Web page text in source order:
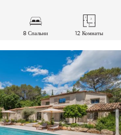
8 Спальни 12 Комнаты